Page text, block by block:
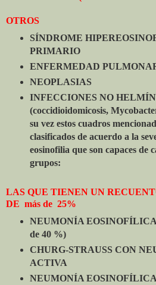
OTROS
SÍNDROME
PRIMARIO
ENFERMEDAD
NEOPLASIAS
INFECCIONES NO
(coccidioidomicosis,
su vez estos cuadros
clasificados de acuerdo a la
eosinofilia que son capaces de
grupos:
LAS QUE TIENEN UN
DE más de 25%
NEUMONÍA
de 40 %)
CHURG-STRAUSS CON
ACTIVA
NEUMONÍA